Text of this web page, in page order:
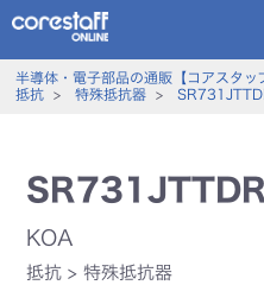
半導体・電子部品の通販【コアスタッ
抵抗> 特殊抵抗器>
KOA
抵抗 >特殊抵抗器